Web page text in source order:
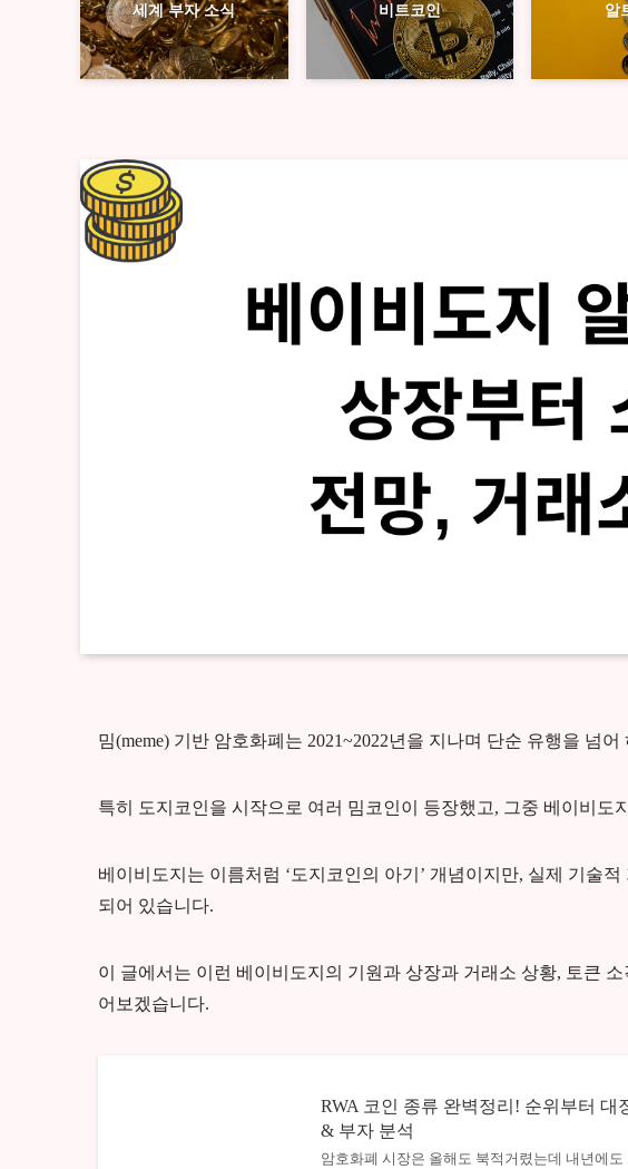
세계 부자 소식 비트코인 알
밈(meme) 기반 암호화폐는 2021~2022년을 지나며 단순 유행을 넘
특히 도지코인을 시작으로 여러 밈코인이 등장했고, 그중 베이비도
베이비도지는 이름처럼 ‘도지코인의 아기’ 개념이지만, 실제 기술
되어 있습니다.
이 글에서는 이런 베이비도지의 기원과 상장과 거래소 상황, 토큰
어보겠습니다.
RWA 코인 종류 완벽정리! 순위부터 대
& 부자 분석
암호화폐 시장은 올해도 북적거렸는데 내년에